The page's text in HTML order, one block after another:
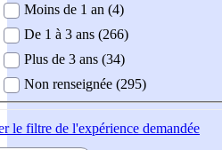
demandée
Moins de 1 an (4)
De 1 à 3 ans (266)
Plus de 3 ans (34)
Non renseignée (295)
le filtre de l'expérience demandée